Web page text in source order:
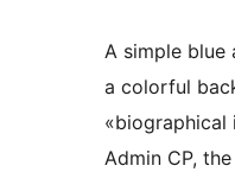
A simple blue
a colorful
«biographical
Admin CP,